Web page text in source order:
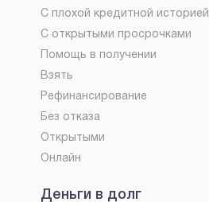
С плохой кредитной историей
С открытыми просрочками
Помощь в получении
Взять
Рефинансирование
Без отказа
Открытыми
Онлайн
Деньги в долг